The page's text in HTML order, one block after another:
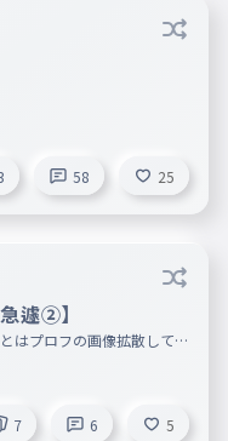
58 25
遽②】
はプロフの画像拡散してほ
に入れといてください（
＠連打の人の証拠」で
7 6 5